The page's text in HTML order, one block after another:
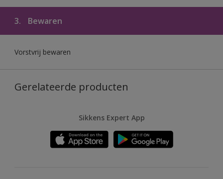
3. Bewaren
Vorstvrij bewaren
Gerelateerde producten
Sikkens Expert App